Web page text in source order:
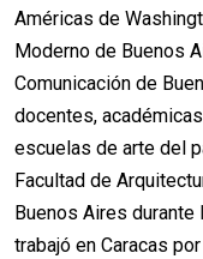
Américas de
Moderno de Buenos
Comunicación de
docentes,
escuelas de arte del
Facultad de
Buenos Aires
trabajó en Caracas